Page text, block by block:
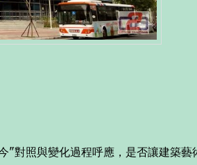
對照與變化過程呼應，是否讓建築藝